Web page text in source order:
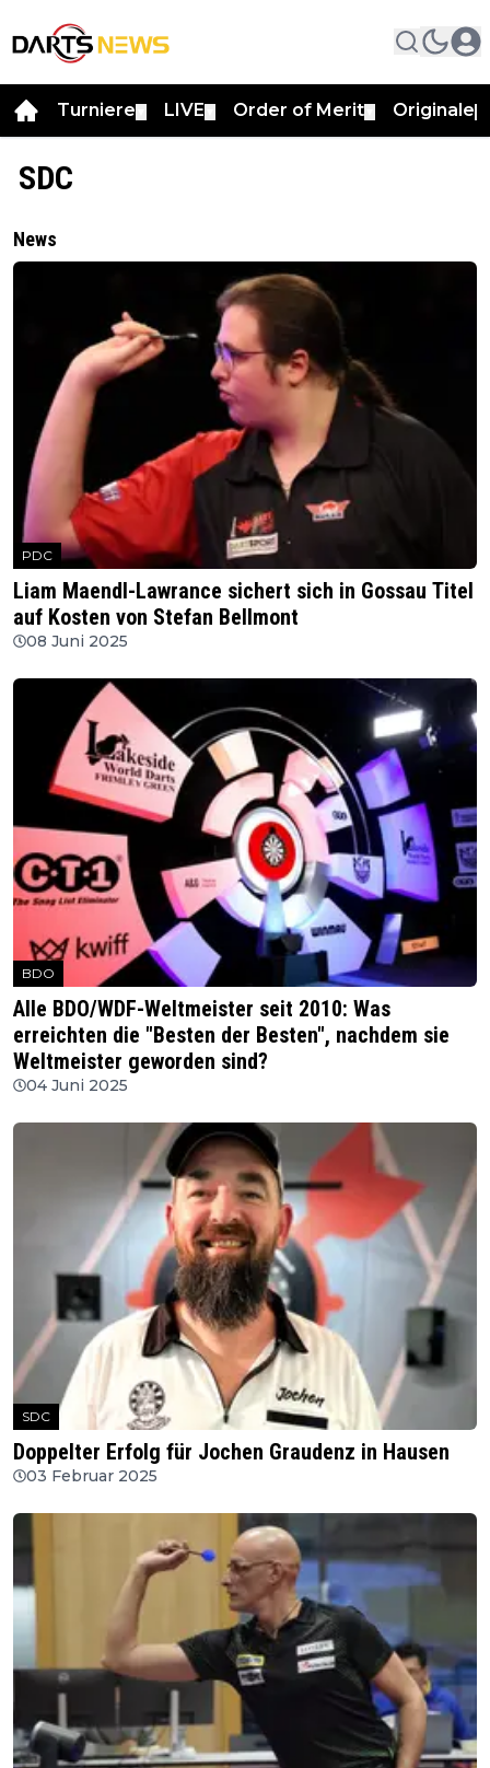
Turniere LIVE Order of Merit Originale
SDC
News
PDC
Liam Maendl-Lawrance sichert sich in Gossau Titel
auf Kosten von Stefan Bellmont
08 Juni 2025
BDO
Alle BDO/WDF-Weltmeister seit 2010: Was
erreichten die "Besten der Besten", nachdem sie
Weltmeister geworden sind?
04 Juni 2025
SDC
Doppelter Erfolg für Jochen Graudenz in Hausen
03 Februar 2025